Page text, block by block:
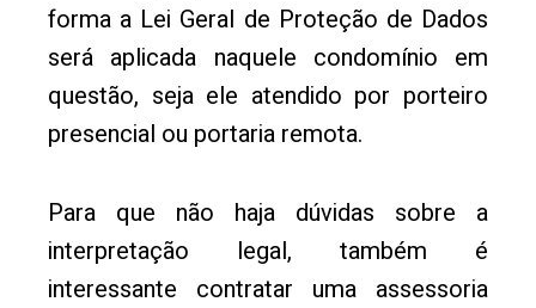
forma a Lei Geral de Proteção de Dados
será aplicada naquele condomínio em
questão, seja ele atendido por porteiro
presencial ou portaria remota.
Para que não haja dúvidas sobre a
interpretação legal, também é
interessante contratar uma assessoria